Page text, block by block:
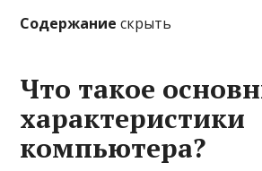
Содержание скрыть
Что такое
характеристики
компьютера?